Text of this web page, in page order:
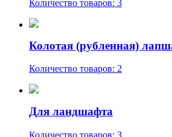
Количество товаров: 3
Колотая (рубленная)
Количество товаров: 2
Для ландшафта
Количество товаров: 3